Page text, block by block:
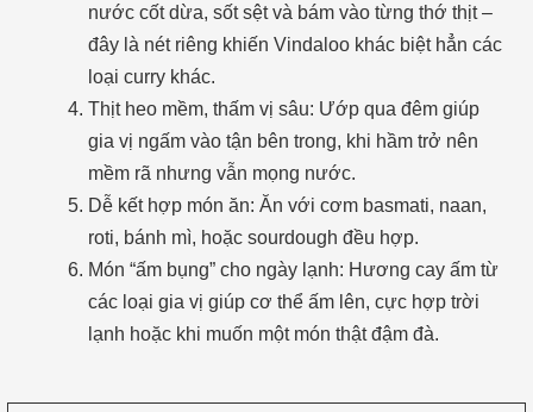
nước cốt dừa, sốt sệt và bám vào từng thớ thịt –
đây là nét riêng khiến Vindaloo khác biệt hẳn các
loại curry khác.
Thịt heo mềm, thấm vị sâu: Ướp qua đêm giúp
gia vị ngấm vào tận bên trong, khi hầm trở nên
mềm rã nhưng vẫn mọng nước.
Dễ kết hợp món ăn: Ăn với cơm basmati, naan,
roti, bánh mì, hoặc sourdough đều hợp.
Món “ấm bụng” cho ngày lạnh: Hương cay ấm từ
các loại gia vị giúp cơ thể ấm lên, cực hợp trời
lạnh hoặc khi muốn một món thật đậm đà.